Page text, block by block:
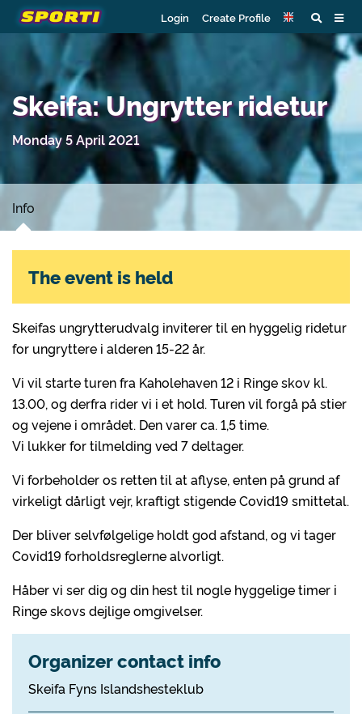
Login Create Profile
Skeifa: Ungrytter ridetur
Monday 5 April 2021
Info
Skeifas ungrytterudvalg inviterer til en hyggelig ridetur
for ungryttere i alderen 15-22 år.
Vi vil starte turen fra Kaholehaven 12 i Ringe skov kl.
13.00, og derfra rider vi i et hold. Turen vil forgå på stier
og vejene i området. Den varer ca. 1,5 time.
Vi lukker for tilmelding ved 7 deltager.
Vi forbeholder os retten til at aflyse, enten på grund af
virkeligt dårligt vejr, kraftigt stigende Covid19 smittetal.
Der bliver selvfølgelige holdt god afstand, og vi tager
Covid19 forholdsreglerne alvorligt.
Håber vi ser dig og din hest til nogle hyggelige timer i
Ringe skovs dejlige omgivelser.
Organizer contact info
Skeifa Fyns Islandshesteklub
The event is held